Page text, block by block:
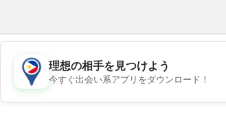
💖
理想の相手を見つけよう
今すぐ出会い系アプリをダウンロード！